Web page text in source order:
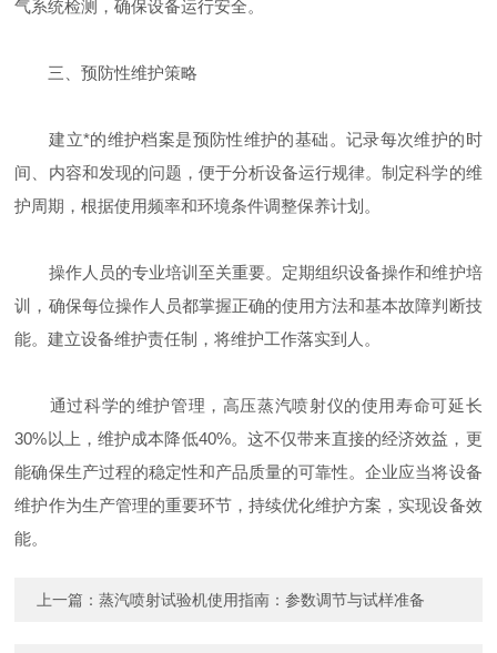
气系统检测，确保设备运行安全。
三、预防性维护策略
建立*的维护档案是预防性维护的基础。记录每次维护的时
间、内容和发现的问题，便于分析设备运行规律。制定科学的维
护周期，根据使用频率和环境条件调整保养计划。
操作人员的专业培训至关重要。定期组织设备操作和维护培
训，确保每位操作人员都掌握正确的使用方法和基本故障判断技
能。建立设备维护责任制，将维护工作落实到人。
通过科学的维护管理，高压蒸汽喷射仪的使用寿命可延长
30%以上，维护成本降低40%。这不仅带来直接的经济效益，更
能确保生产过程的稳定性和产品质量的可靠性。企业应当将设备
维护作为生产管理的重要环节，持续优化维护方案，实现设备效
能。
上一篇：蒸汽喷射试验机使用指南：参数调节与试样准备